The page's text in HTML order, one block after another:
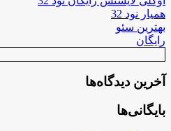
همیار نود 32
بهترین سئو
رایگان
آخرین دیدگاه‌ها
بایگانی‌ها